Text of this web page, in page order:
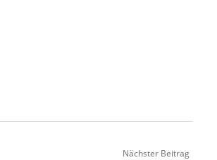
Nächster Beitrag